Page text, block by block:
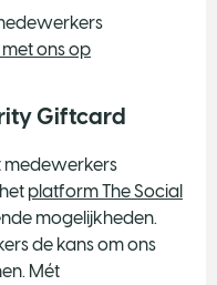
ons op
Giftcard
medewerkers
platform The Social
mogelijkheden.
de kans om ons
Mét